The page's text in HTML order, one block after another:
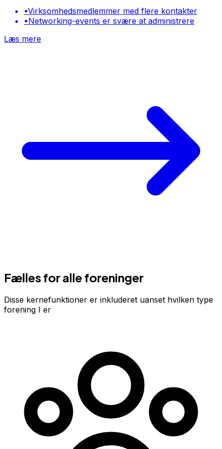
•Virksomhedsmedlemmer med flere kontakter
•Networking-events er svære at administrere
Læs mere
Fælles for alle foreninger
Disse kernefunktioner er inkluderet uanset hvilken type
forening I er